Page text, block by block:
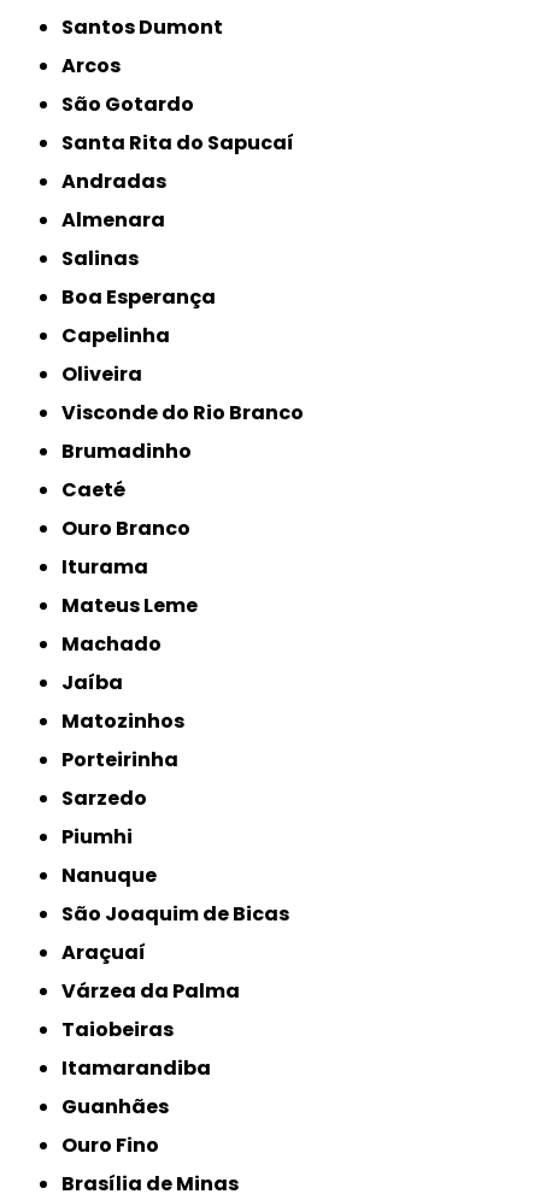
Santos Dumont
Arcos
São Gotardo
Santa Rita do Sapucaí
Andradas
Almenara
Salinas
Boa Esperança
Capelinha
Oliveira
Visconde do Rio Branco
Brumadinho
Caeté
Ouro Branco
Iturama
Mateus Leme
Machado
Jaíba
Matozinhos
Porteirinha
Sarzedo
Piumhi
Nanuque
São Joaquim de Bicas
Araçuaí
Várzea da Palma
Taiobeiras
Itamarandiba
Guanhães
Ouro Fino
Brasília de Minas